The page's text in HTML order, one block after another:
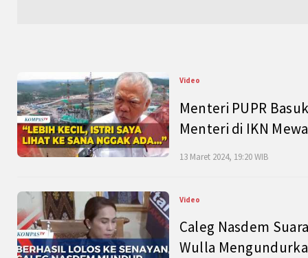
Video
Menteri PUPR
Menteri di IKN
13 Maret 2024, 19:20 WIB
Video
Caleg Nasdem
Wulla